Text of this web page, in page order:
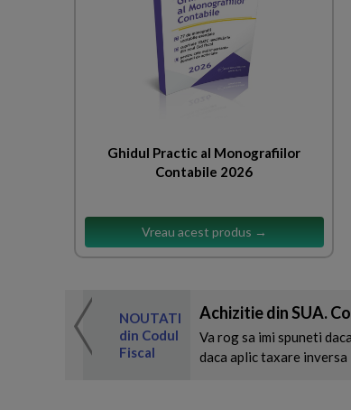
Ghidul Practic al Monografiilor
Contabile 2026
Vreau acest produs →
NOUTATI
din Codul
Fiscal
Achizitie din SUA.
Va rog sa imi spuneti
daca aplic taxare